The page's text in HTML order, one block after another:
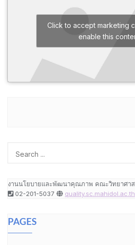
Click to accept marketing
enable this
งานนโยบายและพัฒนาคุณภาพ คณะวิทยาศา
02-201-5037
quality.sc.mahidol.ac.th
PAGES